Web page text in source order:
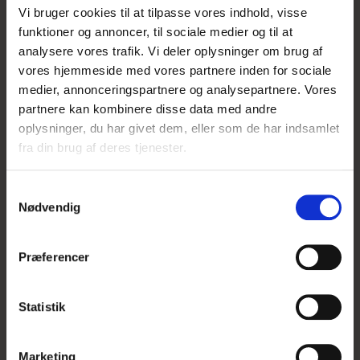
Vi bruger cookies til at tilpasse vores indhold, visse
funktioner og annoncer, til sociale medier og til at
analysere vores trafik. Vi deler oplysninger om brug af
vores hjemmeside med vores partnere inden for sociale
medier, annonceringspartnere og analysepartnere. Vores
partnere kan kombinere disse data med andre
oplysninger, du har givet dem, eller som de har indsamlet
fra din brug af deres tjenester.
Nødvendig
Præferencer
Statistik
Marketing
UDSOLGT